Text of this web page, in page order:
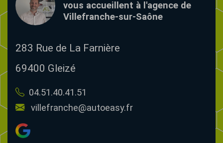
vous accueillent à l'agence de
Villefranche-sur-Saône
283 Rue de La Farnière
69400 Gleizé
04.51.40.41.51
villefranche@autoeasy.fr